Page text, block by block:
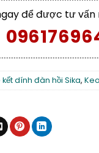
để được tư
dính đàn hồi Sika,